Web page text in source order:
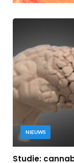
NIEUWS
Studie: